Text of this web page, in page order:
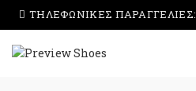
ΤΗΛΕΦΩΝΙΚΕΣ ΠΑΡΑΓΓΕΛΙΕΣ: